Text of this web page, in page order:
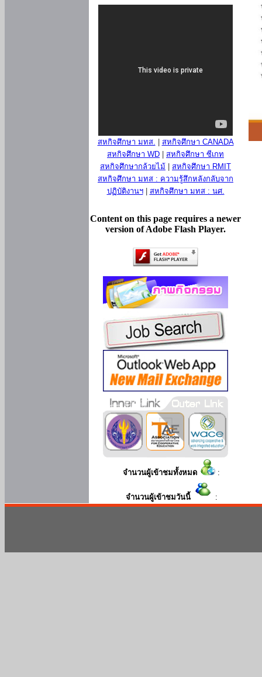
สหกิจศึกษา มทส.
สหกิจศึกษา CANADA
สหกิจศึกษา WD
สหกิจศึกษา ซีเกท
สหกิจศึกษากล้วยไม้
สหกิจศึกษา RMIT
สหกิจศึกษา มทส : ความรู้สึกหลังกลับจาก
ปฏิบัติงานฯ| สหกิจศึกษา มทส : นศ.
Content on this page requires a newer
version of Adobe Flash Player.
จำนวนผู้เข้าชมทั้งหมด :
จำนวนผู้เข้าชมวันนี้ :